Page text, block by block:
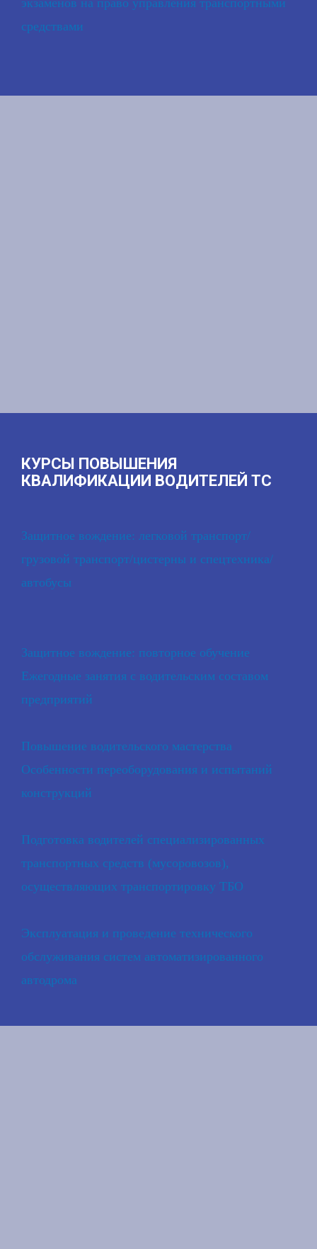
средствами
КУРСЫ ПОВЫШЕНИЯ
КВАЛИФИКАЦИИ ВОДИТЕЛЕЙ ТС
Защитное вождение: легковой транспорт/
грузовой транспорт/цистерны и спецтехника/
автобусы
Защитное вождение: повторное обучение
Ежегодные занятия с водительским составом
предприятий
Повышение водительского мастерства
Особенности переоборудования и испытаний
конструкций
Подготовка водителей специализированных
транспортных средств (мусоровозов),
осуществляющих транспортировку ТБО
Эксплуатация и проведение технического
обслуживания систем автоматизированного
автодрома